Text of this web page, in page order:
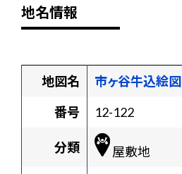
地名情報
地図名
市ヶ谷牛込絵図
番号
12-122
分類
屋敷地